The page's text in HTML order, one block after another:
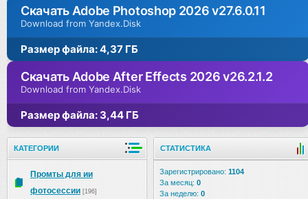
Скачать Adobe Photoshop 2026 v27.6.0.11
Download from Yandex.Disk
Размер файла: 4,37 ГБ
Скачать Adobe After Effects 2026 v26.2.1.2
Download from Yandex.Disk
Размер файла: 3,44 ГБ
КАТЕГОРИИ
Промты для ии
фотосессии [196]
СТАТИСТИКА
Зарегистрировано: 1104
За месяц: 0
За неделю: 0